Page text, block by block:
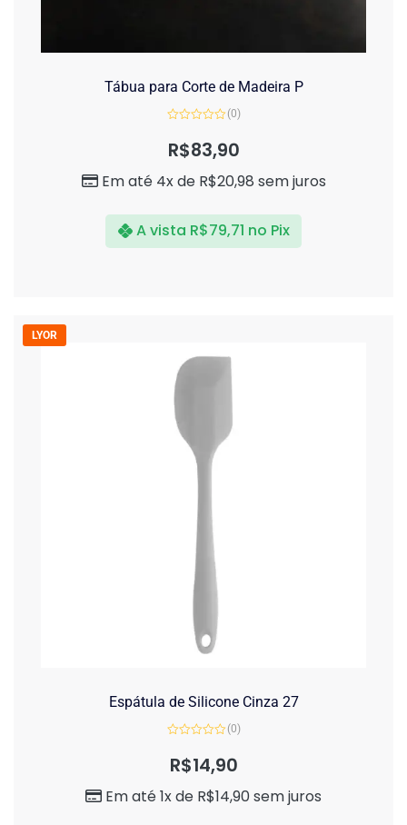
Tábua para Corte de Madeira P
de
(0)
R$83,90
Em até 4x de R$20,98 sem juros
A vista R$79,71 no Pix
LYOR
Espátula de Silicone Cinza 27
de
(0)
R$14,90
Em até 1x de R$14,90sem juros